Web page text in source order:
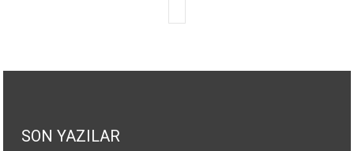
SON YAZILAR